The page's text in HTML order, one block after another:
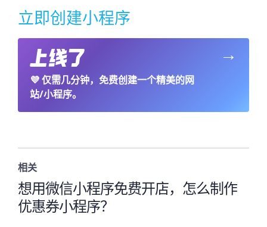
立即创建小程序
💜仅需几分钟，免费创建一个精美的网
站/小程序。
→
相关
想用微信小程序免费开店，怎么制作
优惠券小程序？